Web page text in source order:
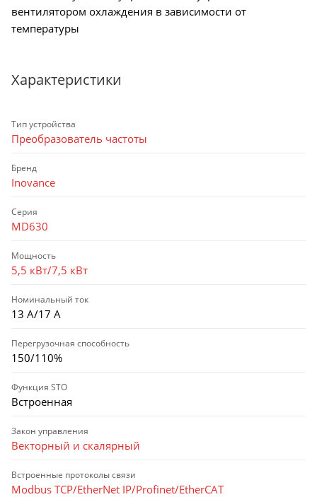
вентилятором охлаждения в зависимости от
температуры
Характеристики
Тип устройства
Преобразователь частоты
Бренд
Inovance
Серия
MD630
Мощность
5,5 кВт/7,5 кВт
Номинальный ток
13 А/17 А
Перегрузочная способность
150/110%
Функция STO
Встроенная
Закон управления
Векторный и скалярный
Встроенные протоколы связи
Modbus TCP/EtherNet IP/Profinet/EtherCAT